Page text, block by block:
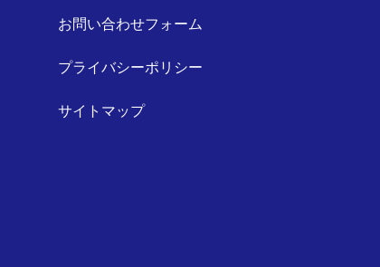
お問い合わせフォーム
プライバシーポリシー
サイトマップ